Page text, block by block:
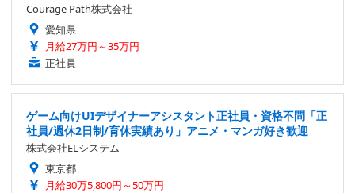
Courage Path株式会社
愛知県
月給27万円～35万円
正社員
ゲーム向けUIデザイナーアシスタント正社員・資格不問「正
社員/週休2日制/育休実績あり」アニメ・マンガ好き歓迎
株式会社ELシステム
東京都
月給30万5,800円～50万円